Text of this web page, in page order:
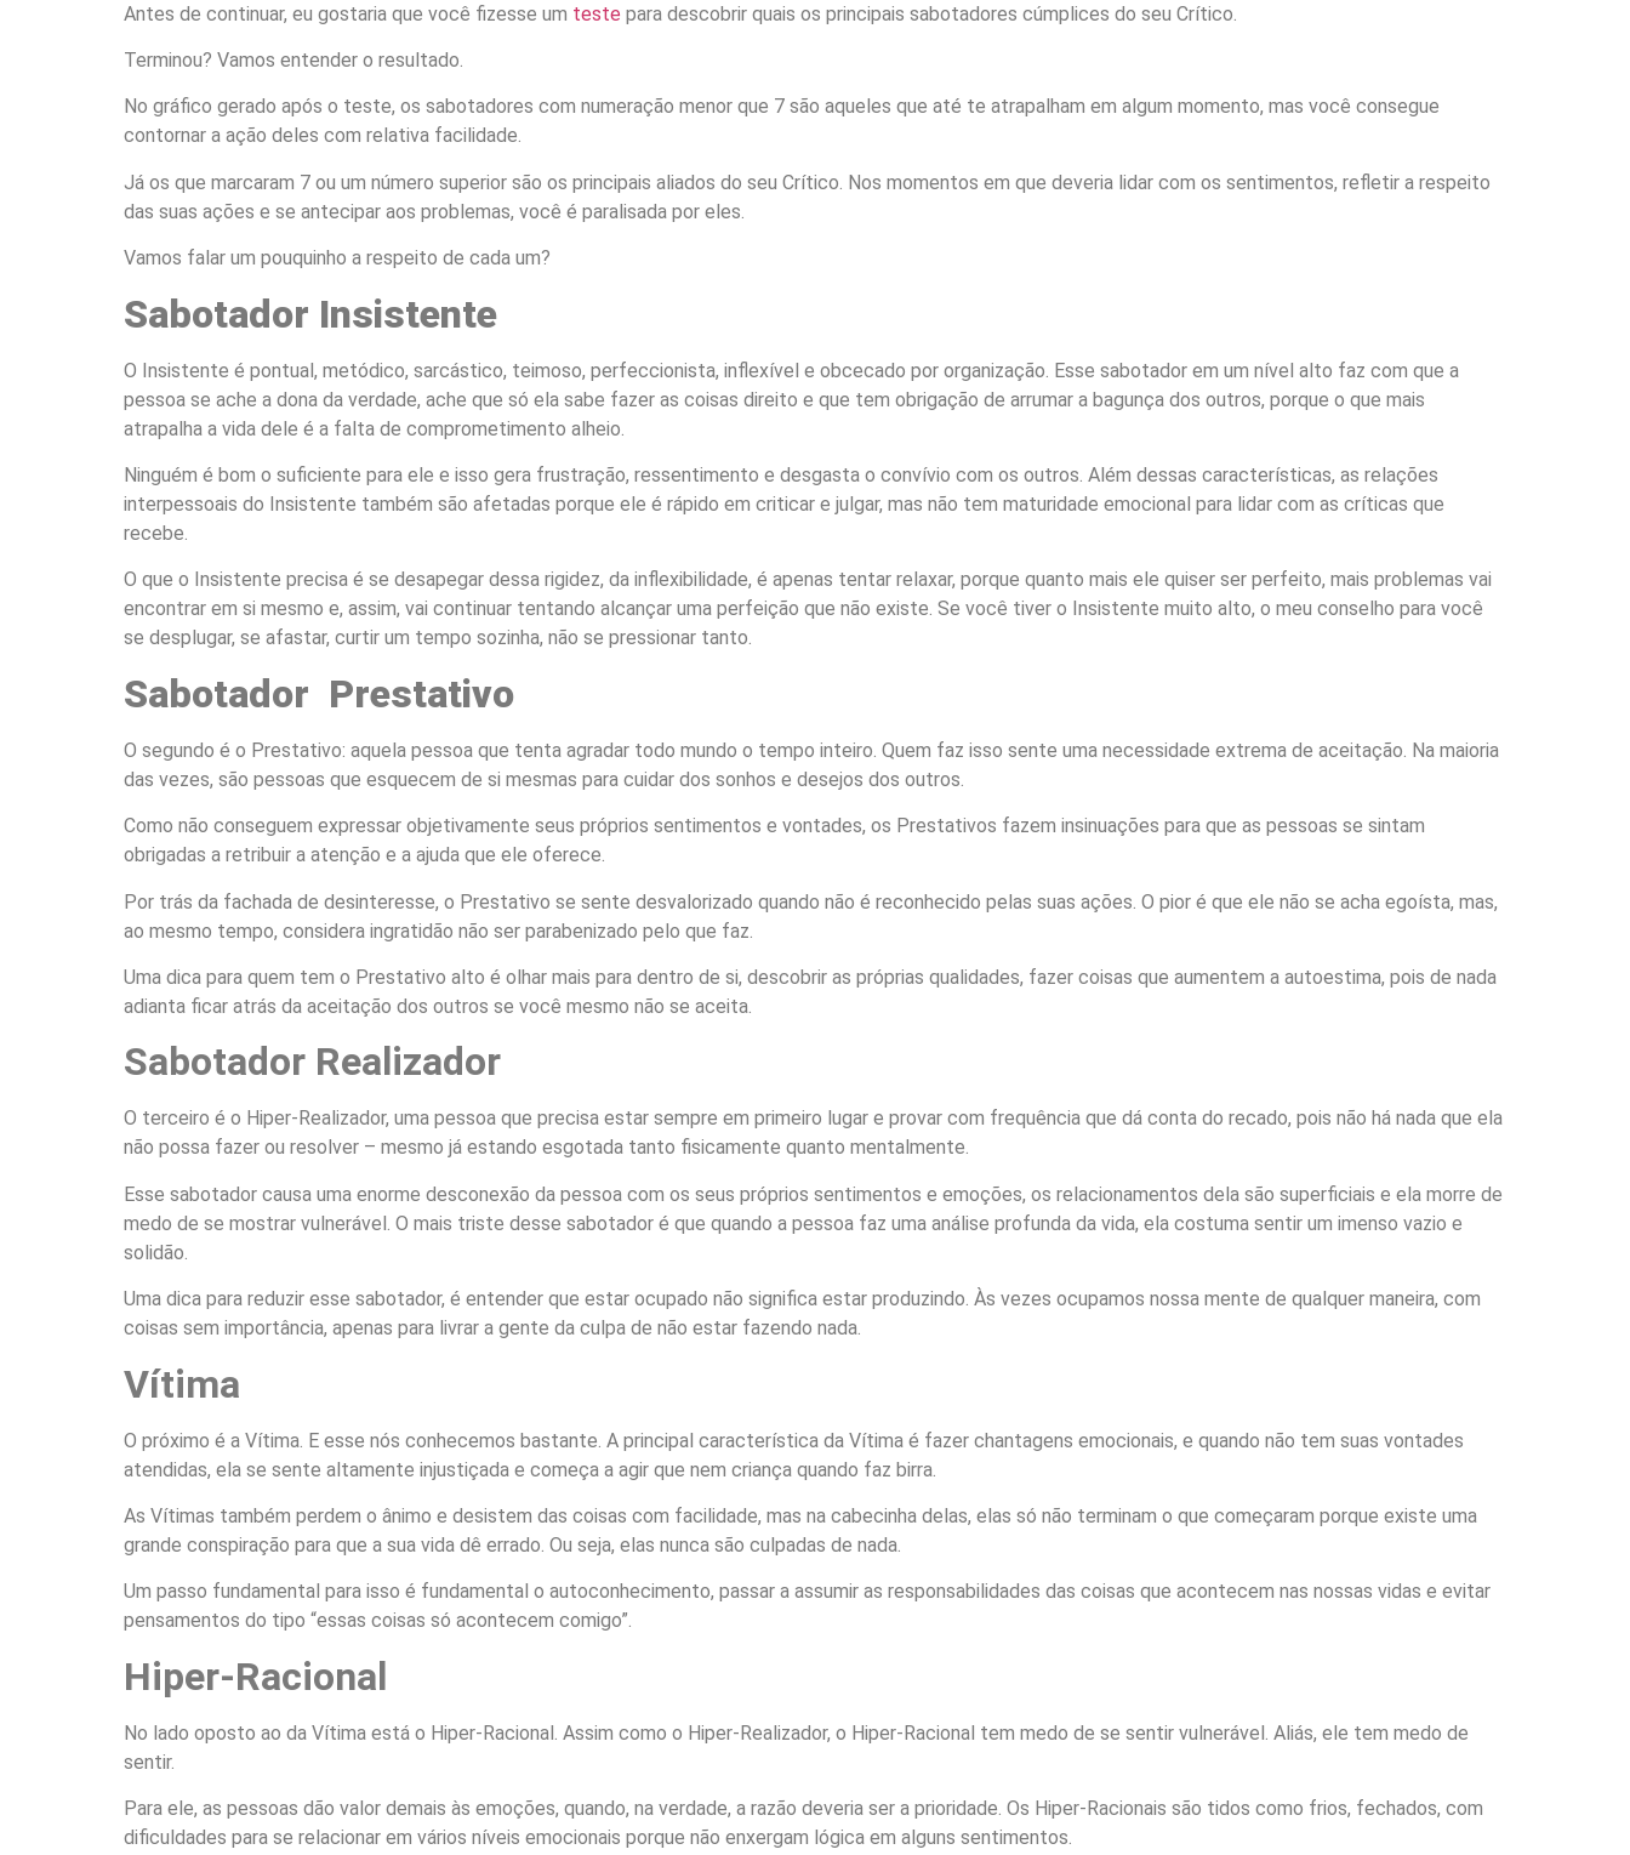
Antes de continuar, eu gostaria que você fizesse um teste para descobrir quais os principais sabotadores cúmplices do seu Crítico.
Terminou? Vamos entender o resultado.
No gráfico gerado após o teste, os sabotadores com numeração menor que 7 são aqueles que até te atrapalham em algum momento, mas você consegue
contornar a ação deles com relativa facilidade.
Já os que marcaram 7 ou um número superior são os principais aliados do seu Crítico. Nos momentos em que deveria lidar com os sentimentos, refletir a respeito
das suas ações e se antecipar aos problemas, você é paralisada por eles.
Vamos falar um pouquinho a respeito de cada um?
Sabotador Insistente
O Insistente é pontual, metódico, sarcástico, teimoso, perfeccionista, inflexível e obcecado por organização. Esse sabotador em um nível alto faz com que a
pessoa se ache a dona da verdade, ache que só ela sabe fazer as coisas direito e que tem obrigação de arrumar a bagunça dos outros, porque o que mais
atrapalha a vida dele é a falta de comprometimento alheio.
Ninguém é bom o suficiente para ele e isso gera frustração, ressentimento e desgasta o convívio com os outros. Além dessas características, as relações
interpessoais do Insistente também são afetadas porque ele é rápido em criticar e julgar, mas não tem maturidade emocional para lidar com as críticas que
recebe.
O que o Insistente precisa é se desapegar dessa rigidez, da inflexibilidade, é apenas tentar relaxar, porque quanto mais ele quiser ser perfeito, mais problemas vai
encontrar em si mesmo e, assim, vai continuar tentando alcançar uma perfeição que não existe. Se você tiver o Insistente muito alto, o meu conselho para você
se desplugar, se afastar, curtir um tempo sozinha, não se pressionar tanto.
Sabotador Prestativo
O segundo é o Prestativo: aquela pessoa que tenta agradar todo mundo o tempo inteiro. Quem faz isso sente uma necessidade extrema de aceitação. Na maioria
das vezes, são pessoas que esquecem de si mesmas para cuidar dos sonhos e desejos dos outros.
Como não conseguem expressar objetivamente seus próprios sentimentos e vontades, os Prestativos fazem insinuações para que as pessoas se sintam
obrigadas a retribuir a atenção e a ajuda que ele oferece.
Por trás da fachada de desinteresse, o Prestativo se sente desvalorizado quando não é reconhecido pelas suas ações. O pior é que ele não se acha egoísta, mas,
ao mesmo tempo, considera ingratidão não ser parabenizado pelo que faz.
Uma dica para quem tem o Prestativo alto é olhar mais para dentro de si, descobrir as próprias qualidades, fazer coisas que aumentem a autoestima, pois de nada
adianta ficar atrás da aceitação dos outros se você mesmo não se aceita.
Sabotador Realizador
O terceiro é o Hiper-Realizador, uma pessoa que precisa estar sempre em primeiro lugar e provar com frequência que dá conta do recado, pois não há nada que ela
não possa fazer ou resolver – mesmo já estando esgotada tanto fisicamente quanto mentalmente.
Esse sabotador causa uma enorme desconexão da pessoa com os seus próprios sentimentos e emoções, os relacionamentos dela são superficiais e ela morre de
medo de se mostrar vulnerável. O mais triste desse sabotador é que quando a pessoa faz uma análise profunda da vida, ela costuma sentir um imenso vazio e
solidão.
Uma dica para reduzir esse sabotador, é entender que estar ocupado não significa estar produzindo. Às vezes ocupamos nossa mente de qualquer maneira, com
coisas sem importância, apenas para livrar a gente da culpa de não estar fazendo nada.
Vítima
O próximo é a Vítima. E esse nós conhecemos bastante. A principal característica da Vítima é fazer chantagens emocionais, e quando não tem suas vontades
atendidas, ela se sente altamente injustiçada e começa a agir que nem criança quando faz birra.
As Vítimas também perdem o ânimo e desistem das coisas com facilidade, mas na cabecinha delas, elas só não terminam o que começaram porque existe uma
grande conspiração para que a sua vida dê errado. Ou seja, elas nunca são culpadas de nada.
Um passo fundamental para isso é fundamental o autoconhecimento, passar a assumir as responsabilidades das coisas que acontecem nas nossas vidas e evitar
pensamentos do tipo “essas coisas só acontecem comigo”.
Hiper-Racional
No lado oposto ao da Vítima está o Hiper-Racional. Assim como o Hiper-Realizador, o Hiper-Racional tem medo de se sentir vulnerável. Aliás, ele tem medo de
sentir.
Para ele, as pessoas dão valor demais às emoções, quando, na verdade, a razão deveria ser a prioridade. Os Hiper-Racionais são tidos como frios, fechados, com
dificuldades para se relacionar em vários níveis emocionais porque não enxergam lógica em alguns sentimentos.